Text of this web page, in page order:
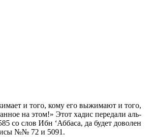
и того, кому его выжимают и того,
на этом!» Этот хадис передали аль-
со слов Ибн ‘Аббаса, да будет доволен
№№ 72 и 5091.